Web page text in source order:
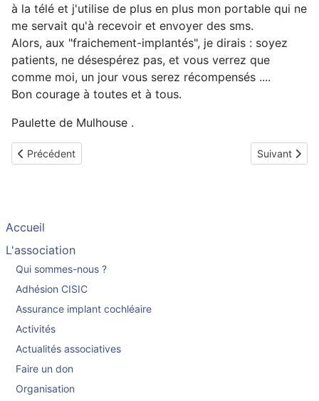
à la télé et j'utilise de plus en plus mon portable qui ne
me servait qu'à recevoir et envoyer des sms.
Alors, aux "fraichement-implantés", je dirais : soyez
patients, ne désespérez pas, et vous verrez que
comme moi, un jour vous serez récompensés ....
Bon courage à toutes et à tous.
Paulette de Mulhouse .
Article précédent : Evelyne implantée en Novembre 2010
Précédent Article
Suivant
Accueil
L'association
Qui sommes-nous ?
Adhésion CISIC
Assurance implant cochléaire
Activités
Actualités associatives
Faire un don
Organisation